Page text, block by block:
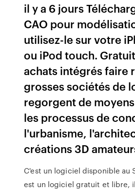
il y a 6 jours
CAO pour
utilisez-le sur votre
ou iPod touch.
achats intégrés faire
grosses sociétés de
regorgent de
les processus de
l'urbanisme,
créations 3D
C'est un logiciel disponible au
est un logiciel gratuit et libre,